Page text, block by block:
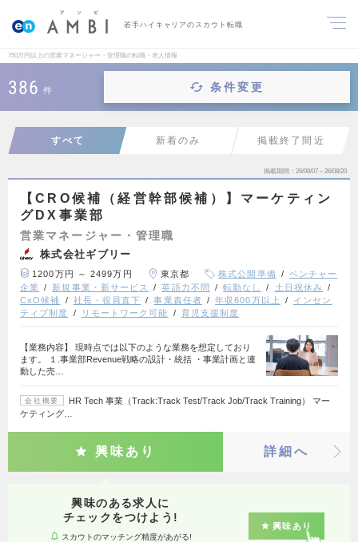
若手ハイキャリアのスカウト転職
750万円以上の営業マネージャー・管理職の転職・求人情報
386 件 条件変更
すべて 新着のみ 掲載終了間近
掲載期間 26/08/07～26/08/20
【CRO候補（経営幹部候補）】マーケティン
グDX事業部
営業マネージャー・管理職
株式会社ギブリー
1200万円 ～ 2499万円 東京都 株式公開準備
ベンチャー
企業
新規事業・新サービス 英語力不問 転勤なし
土日祝休み
CxO候補
社長・役員直下 事業責任者 年収600万以上
インセン
ティブ制度
リモートワーク可能 育児支援制度
【業務内容】 現時点では以下のような業務を想定しており
ます。 １.事業部Revenue戦略の設計・統括 ・事業計画と連
動した売…
会社概要
HR Tech 事業（Track:Track Test/Track Job/Track Training） マー
ケティング…
興味あり 詳細へ
興味のある求人に
チェックをつけよう!
スカウトのマッチング精度があがる!
興味あり